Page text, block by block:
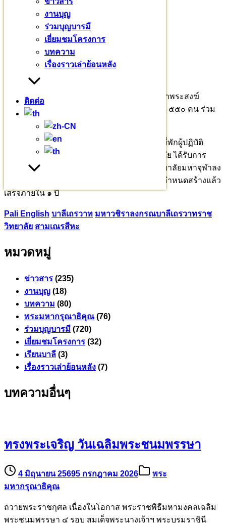
งานบุญ
ร่วมบุญบารมี
เยี่ยมชมโครงการ
บทความ
เรื่องราวเล่าย้อนหลัง
ติดต่อ
การนี้ พระธรรมวชิราจารย์ ประธานฝ่ายสงฆ์ นำพระสงฆ์
สามเณร ข้าราชการ พ่อค้าประชาชน ประมาณ ๕๕๐ คน ร่วม
ในพิธีดังกล่าว
อาคารหอพักพระวิปัสสนาจารย์นานาชาติและที่พักผู้ปฏิบัติ
ธรรม มหาวชิราลงกรณบาลีเถรวาทราชวิทยาลัย ได้รับการ
จัดสรรงบประมาณจากรัฐบาล โดยผ่านมหาวิทยาลัยมหาจุฬาลง
กรณราชวิทยาลัย ประจำปีงบประมาณ ๒๕๖๘ กำหนดสร้างแล้ว
เสร็จภายใน ๑ ปี
Pali English บาลีเถรวาท มหาวชิราลงกรณ​บาลี​เถรวาท​ราช​
วิทยาลัย​ สามเณรสีหะ
หมวดหมู่
ข่าวสาร (235)
งานบุญ (18)
บทความ (80)
พระมหากรุณาธิคุณ (76)
ร่วมบุญบารมี (720)
เยี่ยมชมโครงการ (32)
เรียนบาลี (3)
เรื่องราวเล่าย้อนหลัง (7)
บทความอื่นๆ
ทรงพระเจริญ วันเฉลิมพระชนมพรรษา
4 มิถุนายน 25695 กรกฎาคม 2026
พระ
มหากรุณาธิคุณ
ถวายพระราชกุศล เนื่องในโอกาส พระราชพิธีมหามงคลเฉลิม
พระชนมพรรษา ๔ รอบ สมเด็จพระนางเจ้าฯ พระบรมราชินี